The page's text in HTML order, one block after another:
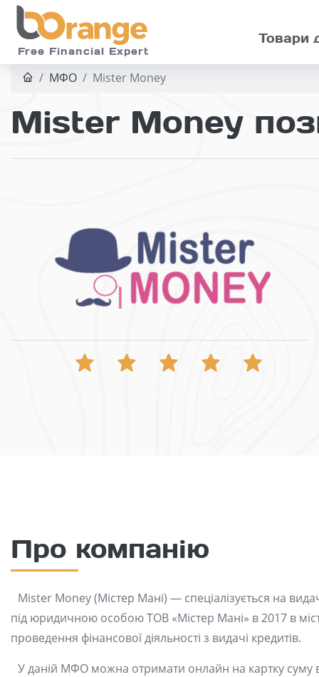
Skip to main
Free Financial Expert
Товари
МФО Mister Money
Mister Money
Про компанію
Mister Money (Містер Мані) — спеціалізується на
під юридичною особою ТОВ «Містер Мані» в 2017 в
проведення фінансової діяльності з видачі кредитів.
У даній МФО можна отримати онлайн на картку суму